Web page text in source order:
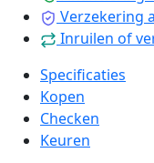
Verzekering
Inruilen of
Specificaties
Kopen
Checken
Keuren